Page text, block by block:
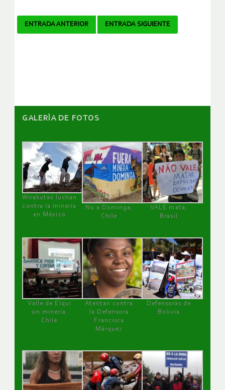
Navegador
ENTRADA ANTERIOR ENTRADA SIGUIENTE
GALERÌA DE FOTOS
Wirakutas luchan
contra la minería
en México
No a Dominga,
Chile
VALE mata,
Brasil
Valle de Elqui
sin minería.
Chile
Atentan contra
la Defensora
Francisca
Márquez
Defensoras de
Bolivia